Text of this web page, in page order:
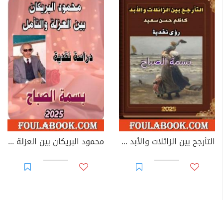
التأرجح بين الزائلات والأبد كاظم حسن سعيد - رؤى نقدية محمود البريكان بين العزلة والتأمل - دراسة نقدية